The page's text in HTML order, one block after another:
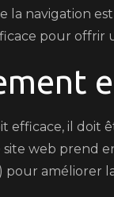
la navigation
pour
efficace, il
web prend
améliorer